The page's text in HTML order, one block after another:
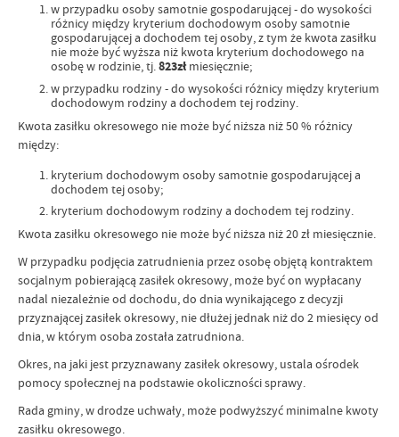
w przypadku osoby samotnie gospodarującej - do wysokości
różnicy między kryterium dochodowym osoby samotnie
gospodarującej a dochodem tej osoby, z tym że kwota zasiłku
nie może być wyższa niż kwota kryterium dochodowego na
osobę w rodzinie, tj.823złmiesięcznie;
w przypadku rodziny - do wysokości różnicy między kryterium
dochodowym rodziny a dochodem tej rodziny.
Kwota zasiłku okresowego nie może być niższa niż 50 % różnicy
między:
kryterium dochodowym osoby samotnie gospodarującej a
dochodem tej osoby;
kryterium dochodowym rodziny a dochodem tej rodziny.
Kwota zasiłku okresowego nie może być niższa niż 20 zł miesięcznie.
W przypadku podjęcia zatrudnienia przez osobę objętą kontraktem
socjalnym pobierającą zasiłek okresowy, może być on wypłacany
nadal niezależnie od dochodu, do dnia wynikającego z decyzji
przyznającej zasiłek okresowy, nie dłużej jednak niż do 2 miesięcy od
dnia, w którym osoba została zatrudniona.
Okres, na jaki jest przyznawany zasiłek okresowy, ustala ośrodek
pomocy społecznej na podstawie okoliczności sprawy.
Rada gminy, w drodze uchwały, może podwyższyć minimalne kwoty
zasiłku okresowego.